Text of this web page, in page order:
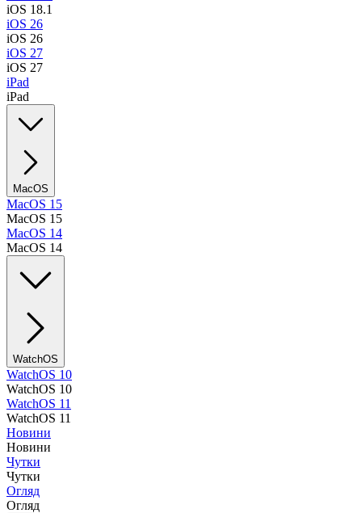
iOS 18.1
iOS 26
iOS 26
iOS 27
iOS 27
iPad
iPad
MacOS
MacOS 15
MacOS 15
MacOS 14
MacOS 14
WatchOS
WatchOS 10
WatchOS 10
WatchOS 11
WatchOS 11
Новини
Новини
Чутки
Чутки
Огляд
Огляд